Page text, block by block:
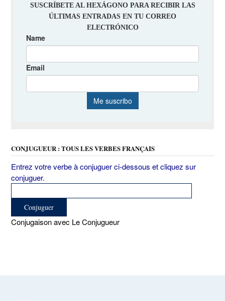
CONJUGUEUR : TOUS LES VERBES FRANÇAIS
Entrez votre verbe à conjuguer ci-dessous et cliquez sur
conjuguer.
Conjugaison avec Le Conjugueur